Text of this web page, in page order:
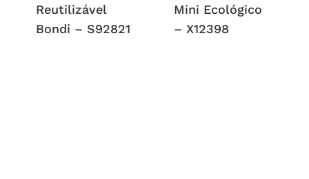
Reutilizável
Bondi – S92821
Mini Ecológico
– X12398